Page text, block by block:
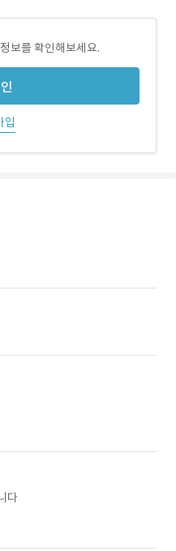
보를 확인해보세요.
입
다